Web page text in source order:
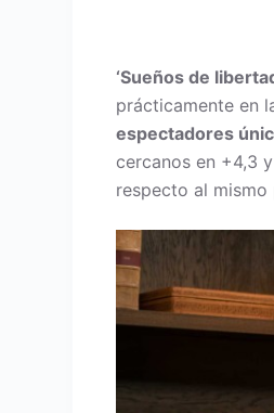
‘Sueños de
prácticamente en
espectadores
cercanos en +4,3
respecto al